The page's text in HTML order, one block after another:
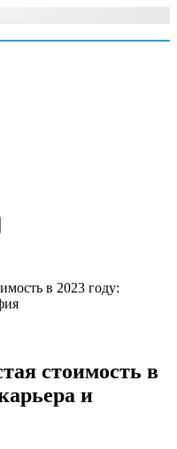
потрібно
в 2023 году:
стоимость в
и